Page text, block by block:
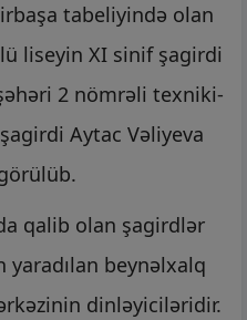
tabeliyində olan
liseyin XI sinif şagirdi
2 nömrəli texniki-
Aytac Vəliyeva
qalib olan şagirdlər
beynəlxalq
dinləyiciləridir.